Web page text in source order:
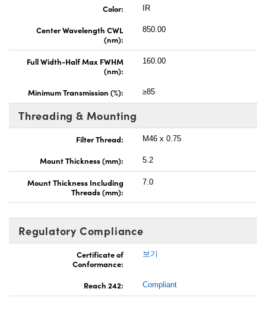
Color: IR
Center Wavelength CWL
(nm):
850.00
Full Width-Half Max FWHM
(nm):
160.00
Minimum Transmission (%): ≥85
Threading & Mounting
Filter Thread: M46 x 0.75
Mount Thickness (mm): 5.2
Mount Thickness Including
Threads (mm):
7.0
Regulatory Compliance
Certificate of
Conformance:
보기
Reach 242: Compliant